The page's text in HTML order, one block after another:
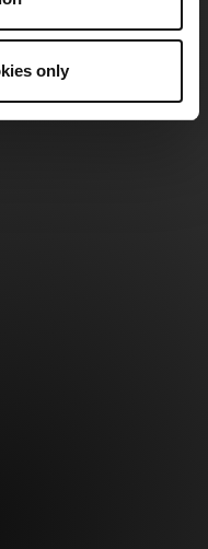
only